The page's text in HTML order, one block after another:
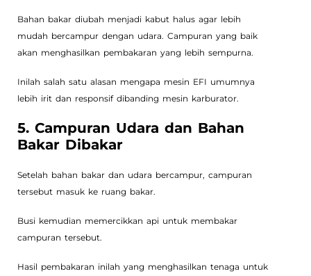
Bahan bakar diubah menjadi kabut halus agar lebih
mudah bercampur dengan udara. Campuran yang baik
akan menghasilkan pembakaran yang lebih sempurna.
Inilah salah satu alasan mengapa mesin EFI umumnya
lebih irit dan responsif dibanding mesin karburator.
5. Campuran Udara dan Bahan
Bakar Dibakar
Setelah bahan bakar dan udara bercampur, campuran
tersebut masuk ke ruang bakar.
Busi kemudian memercikkan api untuk membakar
campuran tersebut.
Hasil pembakaran inilah yang menghasilkan tenaga untuk